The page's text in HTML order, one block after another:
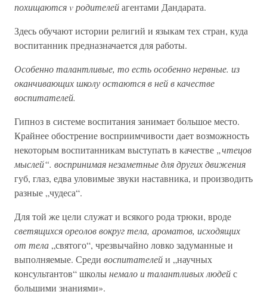
похищаются v родителейагентами Дандарата.
Здесь обучают истории религий и языкам тех стран, куда
воспитанник предназначается для работы.
Особенно талантливые, то есть особенно нервные. из
оканчивающих школу остаются в ней в качестве
воспитателей.
Гипноз в системе воспитания занимает большое место.
Крайнее обострение восприимчивости дает возможность
некоторым воспитанникам выступать в качестве „чтецов
мыслей“. воспринимая незаметные для других движения
губ, глаз, едва уловимые звуки наставника, и производить
разные „чудеса“.
Для той же цели служат и всякого рода трюки, вроде
светящихся ореолов вокруг тела, ароматов, исходящих
от тела „святого“, чрезвычайно ловко задуманные и
выполняемые. Среди воспитателейи „научных
консультантов“ школынемало и талантливых людейс
большими знаниями».